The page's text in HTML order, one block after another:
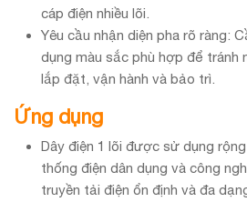
cáp điện nhiều lõi.
Yêu cầu nhận diện pha rõ ràng:
dụng màu sắc phù hợp để tránh
lắp đặt, vận hành và bảo trì.
Ứng dụng
Dây điện 1 lõi được sử dụng
thống điện dân dụng và công
truyền tải điện ổn định và đa